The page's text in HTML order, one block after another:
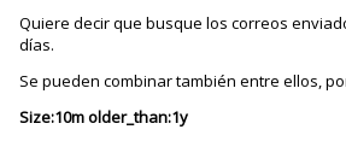
Quiere decir que busque los correos
días.
Se pueden combinar también entre ellos,
Size:10m older_than:1y